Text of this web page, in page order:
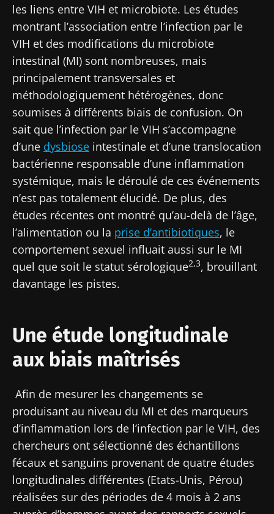
les liens entre VIH et microbiote. Les études
montrant l’association entre l’infection par le
VIH et des modifications du microbiote
intestinal (MI) sont nombreuses, mais
principalement transversales et
méthodologiquement hétérogènes, donc
soumises à différents biais de confusion. On
sait que l’infection par le VIH s’accompagne
d’une dysbiose intestinale et d’une translocation
bactérienne responsable d’une inflammation
systémique, mais le déroulé de ces événements
n’est pas totalement élucidé. De plus, des
études récentes ont montré qu’au-delà de l’âge,
l’alimentation ou la prise d’antibiotiques, le
comportement sexuel influait aussi sur le MI
quel que soit le statut sérologique2,3, brouillant
davantage les pistes.
Une étude longitudinale
aux biais maîtrisés
Afin de mesurer les changements se
produisant au niveau du MI et des marqueurs
d’inflammation lors de l’infection par le VIH, des
chercheurs ont sélectionné des échantillons
fécaux et sanguins provenant de quatre études
longitudinales différentes (Etats-Unis, Pérou)
réalisées sur des périodes de 4 mois à 2 ans